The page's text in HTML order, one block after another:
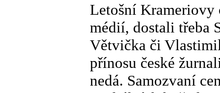
Letošní Krameriovy
médií, dostali třeba
Větvička či
přínosu české
nedá. Samozvaní